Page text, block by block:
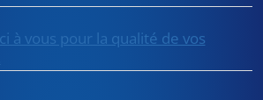
à vous pour la qualité de vos